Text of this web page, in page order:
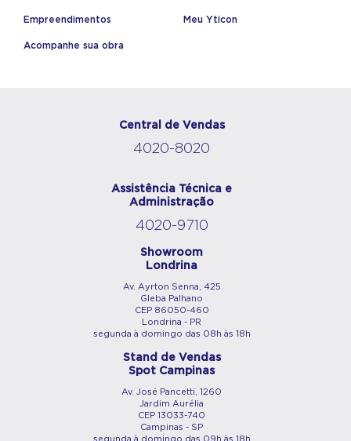
Empreendimentos
Acompanhe sua obra
Meu Yticon
Central de Vendas
4020-8020
Assistência Técnica e
Administração
4020-9710
Showroom
Londrina
Av. Ayrton Senna, 425
Gleba Palhano
CEP 86050-460
Londrina - PR
segunda à domingo das 08h às 18h
Stand de Vendas
Spot Campinas
Av. José Pancetti, 1260
Jardim Aurélia
CEP 13033-740
Campinas - SP
segunda à domingo das 09h às 18h